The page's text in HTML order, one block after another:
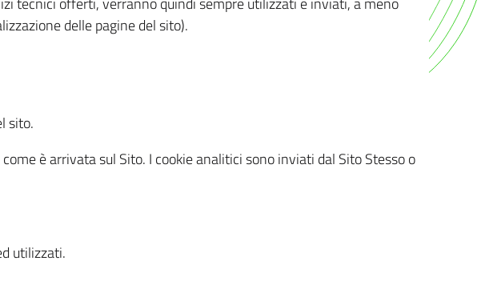
delle pagine del sito).
sito.
è arrivata sul Sito. I cookie analitici sono inviati dal Sito Stesso o
utilizzati.